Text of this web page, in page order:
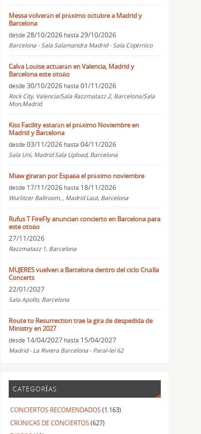
Messa volverán el próximo octubre a Madrid y
Barcelona
desde 28/10/2026 hasta 29/10/2026
Barcelona - Sala Salamandra Madrid - Sala Copérnico
Calva Louise actuarán en Valencia, Madrid y
Barcelona este otoño
desde 30/10/2026 hasta 01/11/2026
Rock City, Valencia/Sala Razzmatazz 2, Barcelona/Sala
Mon,Madrid
Kiss Facility estarán el próximo Noviembre en
Madrid y Barcelona
desde 03/11/2026 hasta 04/11/2026
Sala Uni, Madrid Sala Upload, Barcelona
Miaw giraran por España el próximo noviembre
desde 17/11/2026 hasta 18/11/2026
Wurlitzer Ballroom, , Madrid Laut, Barcelona
Rufus T FireFly anuncian concierto en Barcelona para
este otoño
27/11/2026
Razzmatazz 1, Barcelona
MUJERES vuelven a Barcelona dentro del ciclo Cruïlla
Concerts
22/01/2027
Sala Apollo, Barcelona
Route to Resurrection trae la gira de despedida de
Ministry en 2027
desde 14/04/2027 hasta 15/04/2027
Madrid - La Riviera Barcelona - Paral-lel 62
CATEGORÍAS
CONCIERTOS RECOMENDADOS(1.163)
CRÓNICAS DE CONCIERTOS(627)